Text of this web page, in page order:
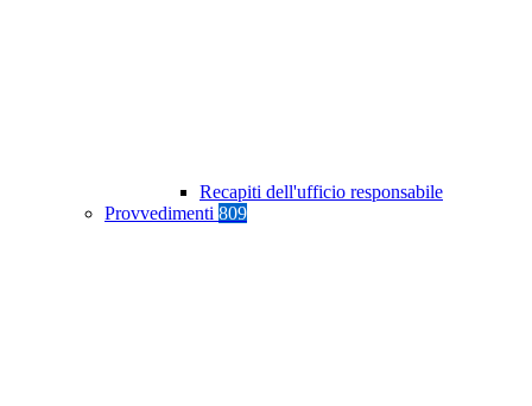
Recapiti dell'ufficio responsabile
Provvedimenti 809